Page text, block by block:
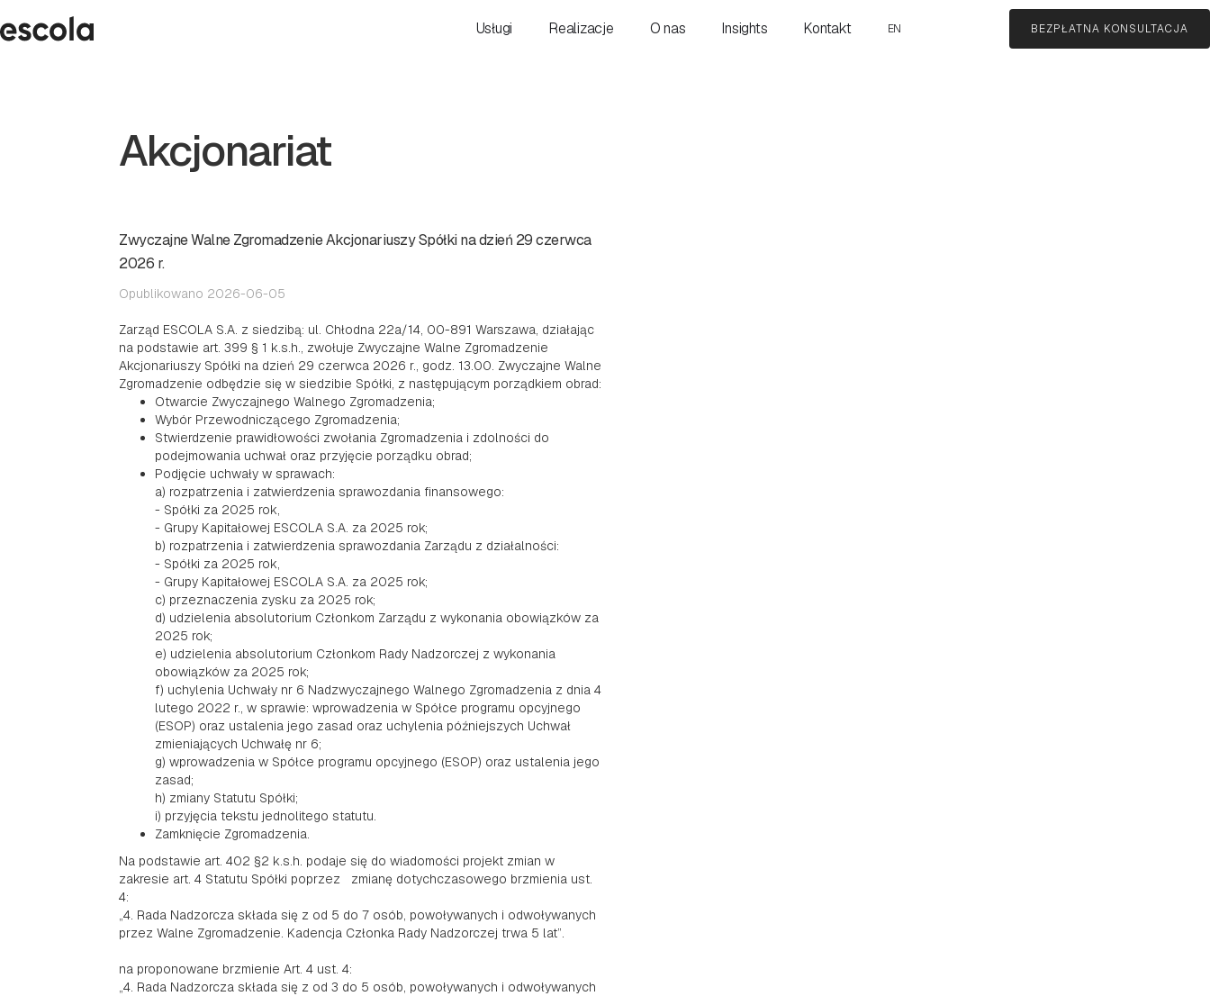
Usługi Realizacje O nas Insights Kontakt EN BEZPŁATNA KONSULTACJA
Akcjonariat
Zwyczajne Walne Zgromadzenie Akcjonariuszy Spółki na dzień 29 czerwca
2026 r.
Opublikowano 2026-06-05
Zarząd ESCOLA S.A. z siedzibą: ul. Chłodna 22a/14, 00-891 Warszawa, działając
na podstawie art. 399 § 1 k.s.h., zwołuje Zwyczajne Walne Zgromadzenie
Akcjonariuszy Spółki na dzień 29 czerwca 2026 r., godz. 13.00. Zwyczajne Walne
Zgromadzenie odbędzie się w siedzibie Spółki, z następującym porządkiem obrad:
Otwarcie Zwyczajnego Walnego Zgromadzenia;
Wybór Przewodniczącego Zgromadzenia;
Stwierdzenie prawidłowości zwołania Zgromadzenia i zdolności do
podejmowania uchwał oraz przyjęcie porządku obrad;
Podjęcie uchwały w sprawach:
a) rozpatrzenia i zatwierdzenia sprawozdania finansowego:
- Spółki za 2025 rok,
- Grupy Kapitałowej ESCOLA S.A. za 2025 rok;
b) rozpatrzenia i zatwierdzenia sprawozdania Zarządu z działalności:
- Spółki za 2025 rok,
- Grupy Kapitałowej ESCOLA S.A. za 2025 rok;
c) przeznaczenia zysku za 2025 rok;
d) udzielenia absolutorium Członkom Zarządu z wykonania obowiązków za
2025 rok;
e) udzielenia absolutorium Członkom Rady Nadzorczej z wykonania
obowiązków za 2025 rok;
f) uchylenia Uchwały nr 6 Nadzwyczajnego Walnego Zgromadzenia z dnia 4
lutego 2022 r., w sprawie: wprowadzenia w Spółce programu opcyjnego
(ESOP) oraz ustalenia jego zasad oraz uchylenia późniejszych Uchwał
zmieniających Uchwałę nr 6;
g) wprowadzenia w Spółce programu opcyjnego (ESOP) oraz ustalenia jego
zasad;
h) zmiany Statutu Spółki;
i) przyjęcia tekstu jednolitego statutu.
Zamknięcie Zgromadzenia.
Na podstawie art. 402 §2 k.s.h. podaje się do wiadomości projekt zmian w
zakresie art. 4 Statutu Spółki poprzez zmianę dotychczasowego brzmienia ust.
4:
„4. Rada Nadzorcza składa się z od 5 do 7 osób, powoływanych i odwoływanych
przez Walne Zgromadzenie. Kadencja Członka Rady Nadzorczej trwa 5 lat”.
na proponowane brzmienie Art. 4 ust. 4:
„4. Rada Nadzorcza składa się z od 3 do 5 osób, powoływanych i odwoływanych